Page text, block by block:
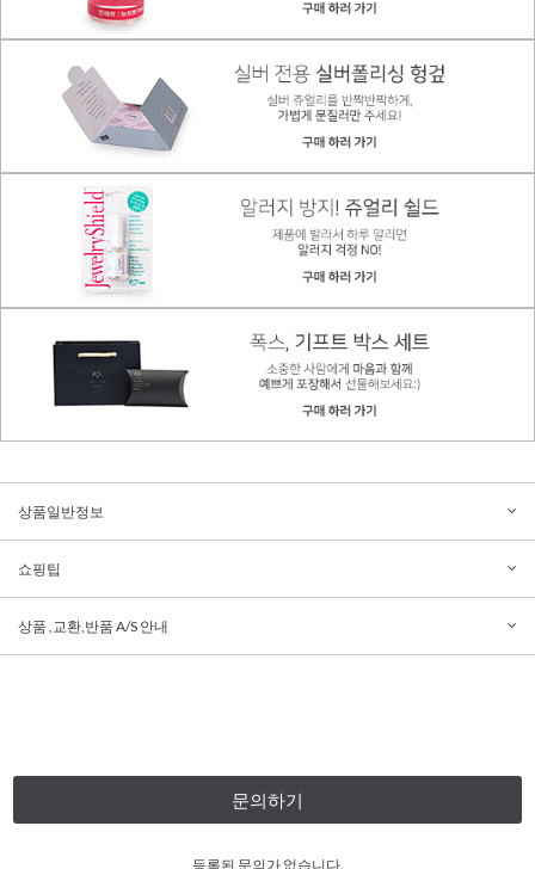
상품일반정보
쇼핑팁
상품 ,교환,반품 A/S 안내
문의하기
등록된 문의가 없습니다.